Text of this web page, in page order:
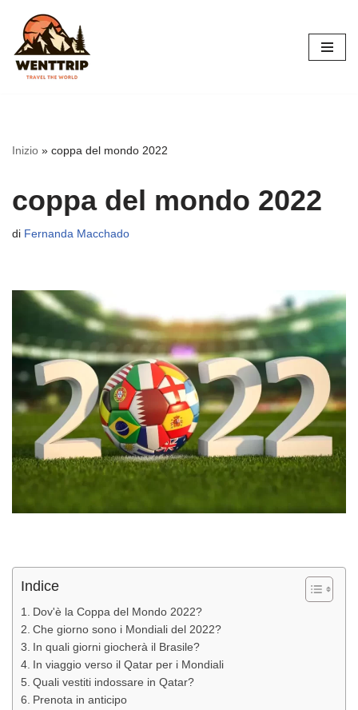
Vai
al
contenuto
Inizio » coppa del mondo 2022
coppa del mondo 2022
di Fernanda Macchado
Indice
Dov'è la Coppa del Mondo 2022?
Che giorno sono i Mondiali del 2022?
In quali giorni giocherà il Brasile?
In viaggio verso il Qatar per i Mondiali
Quali vestiti indossare in Qatar?
Prenota in anticipo